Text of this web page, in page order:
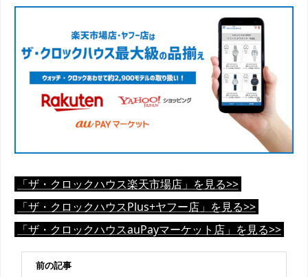
「ザ・クロックハウス楽天市場店」を見る>>
「ザ・クロックハウスPlus+ヤフー店」を見る>>
「ザ・クロックハウスauPayマーケット店」を見る>>
前の記事